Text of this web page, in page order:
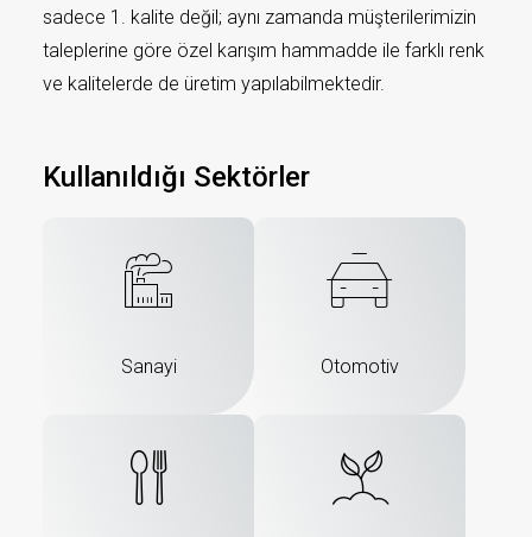
sadece 1. kalite değil; aynı zamanda müşterilerimizin
taleplerine göre özel karışım hammadde ile farklı renk
ve kalitelerde de üretim yapılabilmektedir.
Kullanıldığı Sektörler
Sanayi Otomotiv